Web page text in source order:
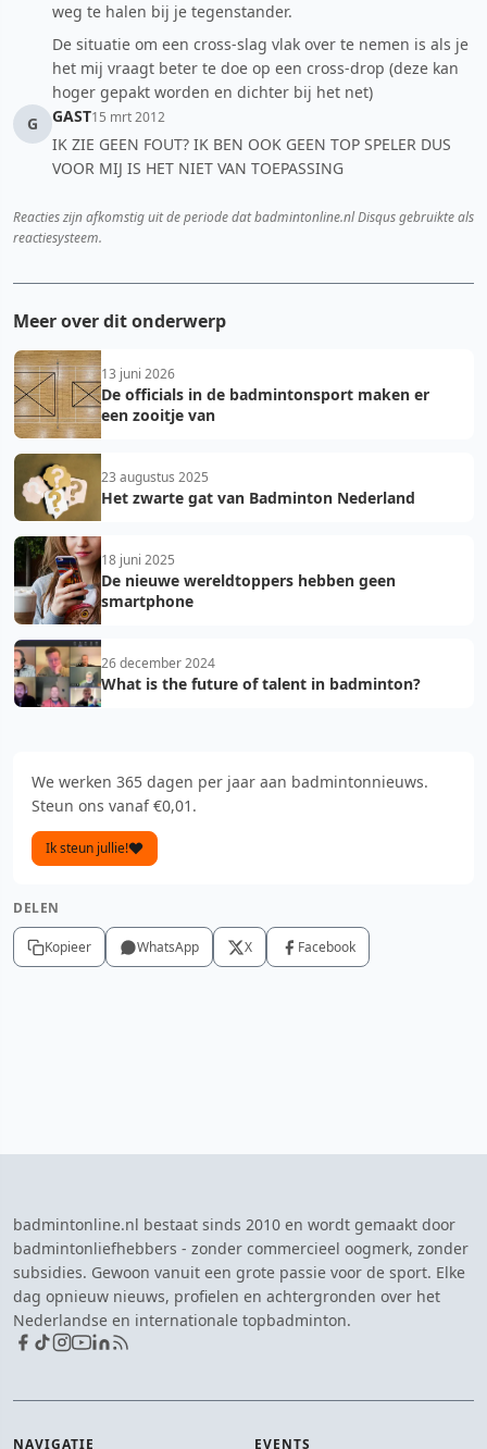
weg te halen bij je tegenstander.
De situatie om een cross-slag vlak over te nemen is als je
het mij vraagt beter te doe op een cross-drop (deze kan
hoger gepakt worden en dichter bij het net)
G
GAST15 mrt 2012
IK ZIE GEEN FOUT? IK BEN OOK GEEN TOP SPELER DUS
VOOR MIJ IS HET NIET VAN TOEPASSING
Reacties zijn afkomstig uit de periode dat badmintonline.nl Disqus gebruikte als
reactiesysteem.
Meer over dit onderwerp
13 juni 2026
De officials in de badmintonsport maken er
een zooitje van
23 augustus 2025
Het zwarte gat van Badminton Nederland
18 juni 2025
De nieuwe wereldtoppers hebben geen
smartphone
26 december 2024
What is the future of talent in badminton?
We werken 365 dagen per jaar aan badmintonnieuws.
Steun ons vanaf €0,01.
Ik steun jullie!
DELEN
Kopieer WhatsApp X Facebook
badmintonline.nl bestaat sinds 2010 en wordt gemaakt door
badmintonliefhebbers - zonder commercieel oogmerk, zonder
subsidies. Gewoon vanuit een grote passie voor de sport. Elke
dag opnieuw nieuws, profielen en achtergronden over het
Nederlandse en internationale topbadminton.
NAVIGATIE EVENTS